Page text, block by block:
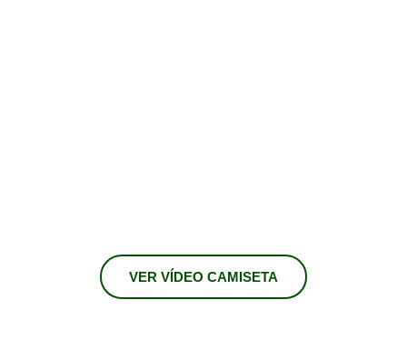
VER VÍDEO CAMISETA